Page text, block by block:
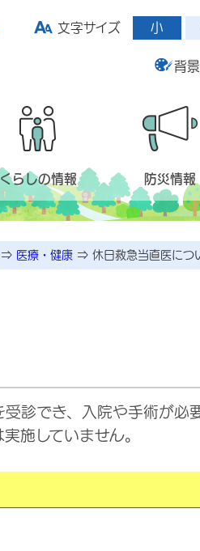
文字サイズ
小
背
くらしの情報 防災情報
⇒ 医療・健康 ⇒ 休日救急当直医につ
診でき、入院や手術が必
施していません。